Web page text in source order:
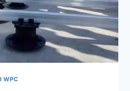
APPOSITAMENTE
UTILIZZATO
PER
USO
ESTERNO.
WPC